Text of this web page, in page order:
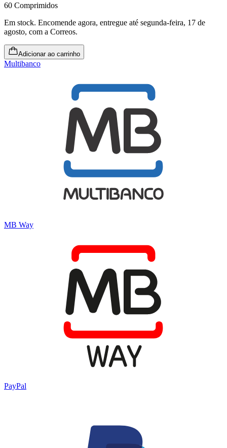
60 Comprimidos
Em stock. Encomende agora, entregue até segunda-feira, 17 de
agosto, com a Correos.
Adicionar ao carrinho
Multibanco
MB Way
PayPal